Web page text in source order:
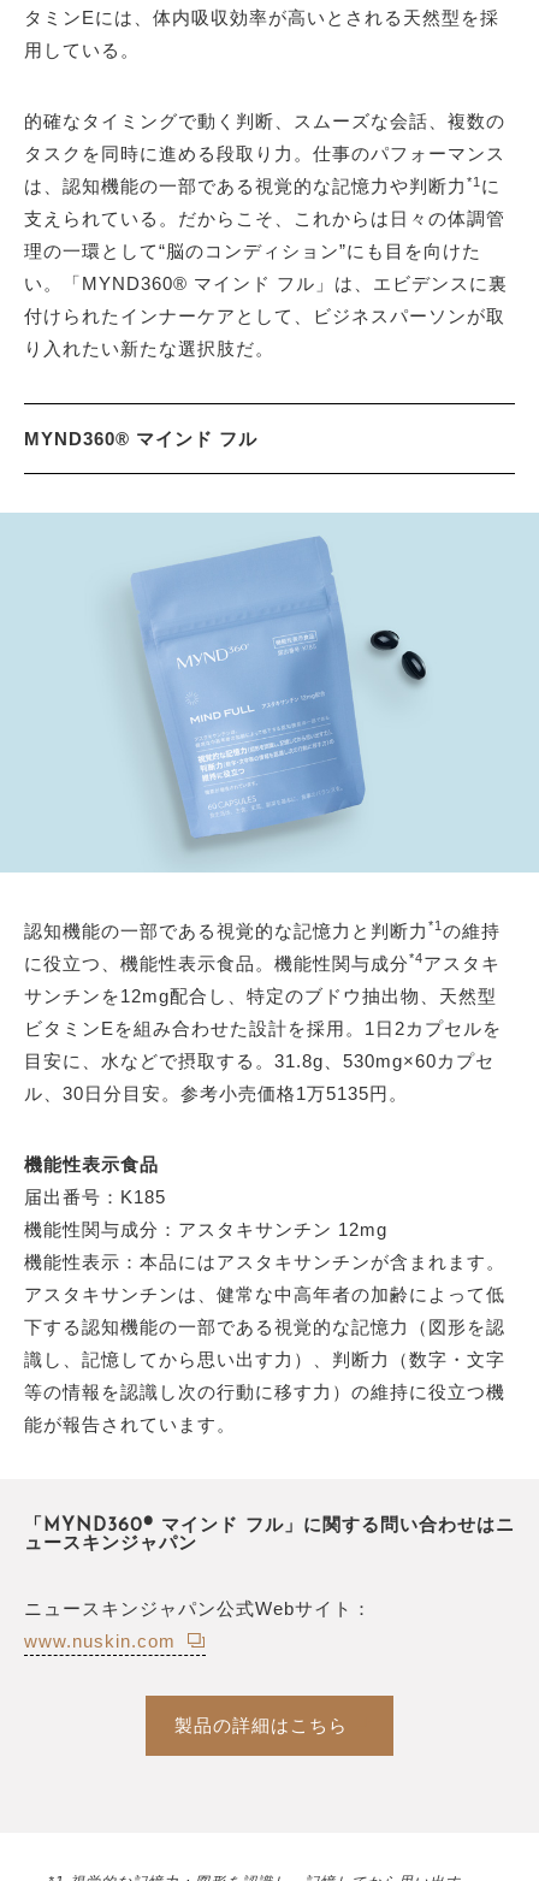
タミンEには、体内吸収効率が高いとされる天然型を採
用している。
的確なタイミングで動く判断、スムーズな会話、複数の
タスクを同時に進める段取り力。仕事のパフォーマンス
は、認知機能の一部である視覚的な記憶力や判断力 *1 に
支えられている。だからこそ、これからは日々の体調管
理の一環として“脳のコンディション”にも目を向けた
い。「MYND360® マインド フル」は、エビデンスに裏
付けられたインナーケアとして、ビジネスパーソンが取
り入れたい新たな選択肢だ。
MYND360® マインド フル
認知機能の一部である視覚的な記憶力と判断力 *1 の維持
に役立つ、機能性表示食品。機能性関与成分*4アスタキ
サンチンを12mg配合し、特定のブドウ抽出物、天然型
ビタミンEを組み合わせた設計を採用。1日2カプセルを
目安に、水などで摂取する。31.8g、530mg×60カプセ
ル、30日分目安。参考小売価格1万5135円。
機能性表示食品
届出番号：K185
機能性関与成分：アスタキサンチン 12mg
機能性表示：本品にはアスタキサンチンが含まれます。
アスタキサンチンは、健常な中高年者の加齢によって低
下する認知機能の一部である視覚的な記憶力（図形を認
識し、記憶してから思い出す力）、判断力（数字・文字
等の情報を認識し次の行動に移す力）の維持に役立つ機
能が報告されています。
「MYND360® マインド フル」に関する問い合わせはニ
ュースキンジャパン
ニュースキンジャパン公式Webサイト：
www.nuskin.com
製品の詳細はこちら